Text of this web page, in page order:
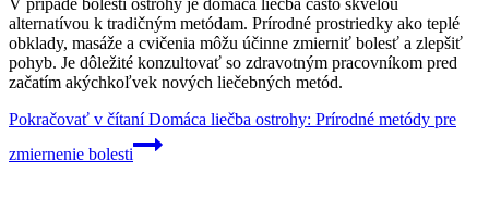
alternatívou k tradičným metódam. Prírodné prostriedky ako teplé
obklady, masáže a cvičenia môžu účinne zmierniť bolesť a zlepšiť
pohyb. Je dôležité konzultovať so zdravotným pracovníkom pred
začatím akýchkoľvek nových liečebných metód.
Pokračovať v čítaníDomáca liečba ostrohy: Prírodné metódy pre
zmiernenie bolesti